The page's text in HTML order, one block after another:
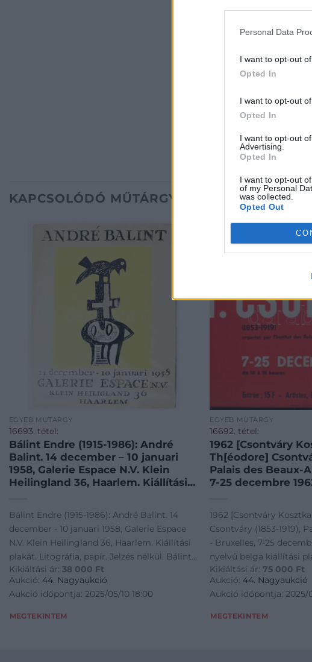
Personal Data
I want to opt-out
Opted In
I want to opt-out
Opted In
I want to opt-out
Advertising.
Opted In
I want to opt-out
of my Personal
was collected.
Opted Out
KAPCSOLÓDÓ MŰTÁRGYAK
EGYÉB MŰTÁRGY
16693. tétel:
Bálint Endre (1915-1986): André
Balint. 14 december – 10 januari
1958, Galerie Espace N.V. Klein
Heilingland 36, Haarlem. Kiállítási
rendezett hollandiai egyéni
kiállításának plakátja, saját
illusztrációjával. Lapszéli apró
sérülésekkel és javított
szakadásokkal. 59,5×46 cm.
Bálint Endre (1915-1986): André Balint. 14
december - 10 januari 1958, Galerie Espace
N.V. Klein Heilingland 36, Haarlem. Kiállítási
plakát. Litográfia, papír. Jelzés nélkül. Bálint
Endre 1958-ban rendezett hollandiai egyéni
kiállításának plakátja, saját illusztrációjával.
Lapszéli apró sérülésekkel és javított
szakadásokkal. 59,5×46 cm. Ritka!
Kikiáltási ár: 38 000 Ft
Aukció: 44. Nagyaukció
Aukció időpontja: 2025/05/10 18:00
MEGTEKINTEM
EGYÉB MŰTÁRGY
16692. tétel:
1962 [Csontváry
Th[éodore]
Palais des Beaux-
7-25 decembre
hajtásnyomokkal,
cm. Kiállítva:
2003. Fakeretben.
KIZÁRÓLAG
NEM POSTÁZZUK! /
PERSONAL
1962 [Csontváry
Csontváry (1853-1919),
- Bruxelles, 7-25
nyelvű belga kiállítási
Marci, a szélén
javított, 80x120 cm.
Bp., 2003. Fakeretben.
SZEMÉLYES ÁTVÉTEL,
Kikiáltási ár: 75 000 Ft
Aukció: 44. Nagyaukció
Aukció időpontja: 2025/
MEGTEKINTEM